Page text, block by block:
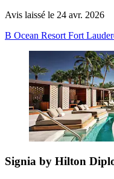
Avis laissé le 24 avr. 2026
B Ocean Resort Fort
Signia by Hilton